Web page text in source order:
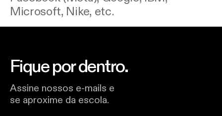
Microsoft, Nike, etc.
Fique por dentro.
Assine nossos e-mails e
se aproxime da escola.